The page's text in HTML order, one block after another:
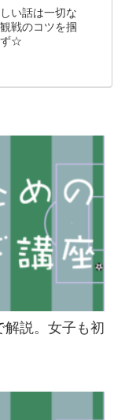
い話は一切な
戦のコツを掴
ず☆
解説。女子も初